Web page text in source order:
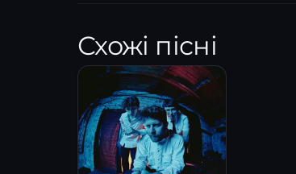
Схожі пісні